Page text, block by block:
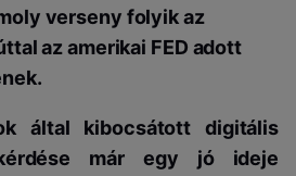
verseny folyik az
az amerikai FED adott
által kibocsátott digitális
már egy jó ideje